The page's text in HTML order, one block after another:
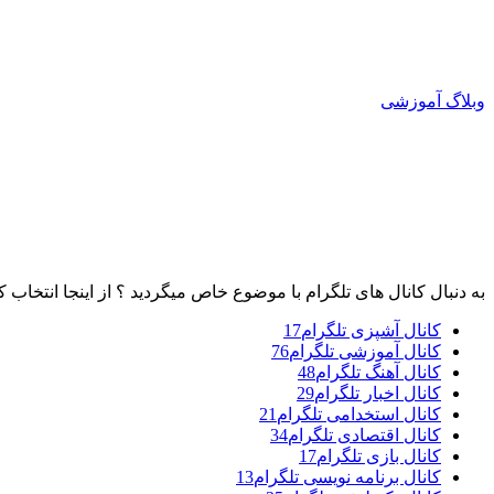
وبلاگ آموزشی
به دنبال کانال های تلگرام با موضوع خاص میگردید ؟ از اینجا انتخاب
کانال آشپزی تلگرام17
کانال آموزشی تلگرام76
کانال آهنگ تلگرام48
کانال اخبار تلگرام29
کانال استخدامی تلگرام 21
کانال اقتصادی تلگرام34
کانال بازی تلگرام17
کانال برنامه نویسی تلگرام13